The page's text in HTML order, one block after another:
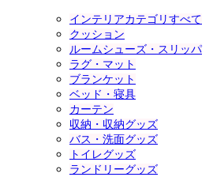
インテリアカテゴリすべて
クッション
ルームシューズ・スリッパ
ラグ・マット
ブランケット
ベッド・寝具
カーテン
収納・収納グッズ
バス・洗面グッズ
トイレグッズ
ランドリーグッズ